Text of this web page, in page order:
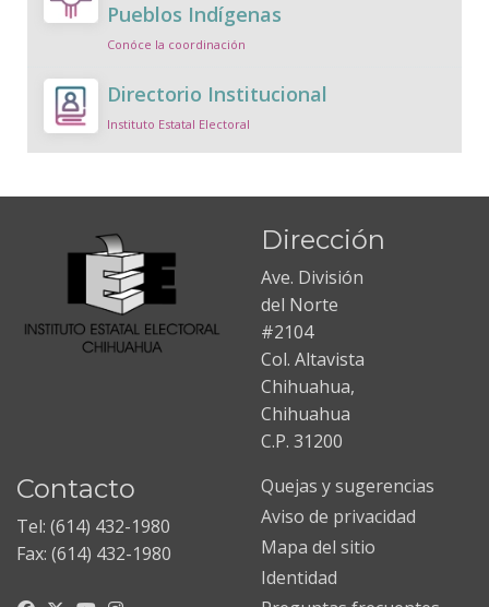
Pueblos Indígenas
Conóce la coordinación
Directorio Institucional
Instituto Estatal Electoral
Dirección
Ave. División
del Norte
#2104
Col. Altavista
Chihuahua,
Chihuahua
C.P. 31200
Contacto
Tel: (614) 432-1980
Fax: (614) 432-1980
Quejas y sugerencias
Aviso de privacidad
Mapa del sitio
Identidad